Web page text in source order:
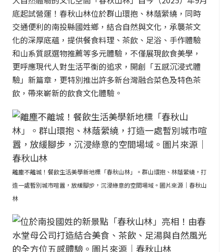
底起試營運！春秋山林位於群山環抱、林蔭縈繞，同時
交通便利的南投縣國姓鄉，結合自然與文化，承襲茶文
化的深厚底蘊，提供餐食料理、茶飲、足浴、手作體驗
和山系質感選物推薦等多元體驗，不僅展現飲食美學，
更呼應現代人對生活平衡的追求，開創「五感沉浸式體
驗」新篇章，更特別推出許多新台灣融合菜色及特色茶
飲，帶來嶄新的飲食文化體驗。
離塵不離城！餐飲生活美學新地標「春秋山林」。群山環抱、林蔭縈繞，打
造一處暫別城市喧囂，放緩腳步，沉浸綠意的空間場域。圖片來源｜春秋山
林